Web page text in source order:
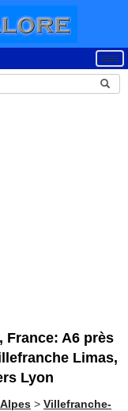
France: A6 près
Limas,
Lyon
> Villefranche-